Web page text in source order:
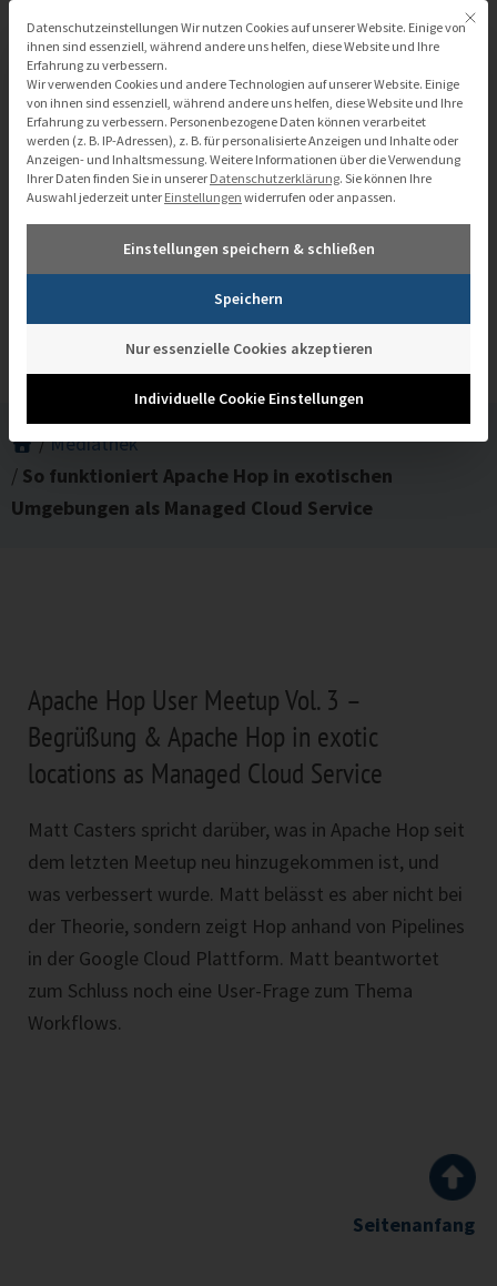
Inhalt
springen
So funktioniert Apache Hop in
exotischen Umgebungen als Managed
Cloud Service
/Mediathek
/ So funktioniert Apache Hop in exotischen
Umgebungen als Managed Cloud Service
Apache Hop User Meetup Vol. 3 –
Begrüßung​ & Apache Hop in exotic
locations as Managed Cloud Service
Matt Casters spricht darüber, was in Apache Hop seit
dem letzten Meetup neu hinzugekommen ist, und
was verbessert wurde. Matt belässt es aber nicht bei
der Theorie, sondern zeigt Hop anhand von Pipelines
in der Google Cloud Plattform. Matt beantwortet
zum Schluss noch eine User-Frage zum Thema
Workflows.
Seitenanfang
Mit
Datenschutzeinstellungen
Datenschutzeinstellungen Wir nutzen Cookies auf unserer Website. Einige von
ihnen sind essenziell, während andere uns helfen, diese Website und Ihre
Erfahrung zu verbessern.
Wir verwenden Cookies und andere Technologien auf unserer Website. Einige
von ihnen sind essenziell, während andere uns helfen, diese Website und Ihre
Erfahrung zu verbessern. Personenbezogene Daten können verarbeitet
werden (z. B. IP-Adressen), z. B. für personalisierte Anzeigen und Inhalte oder
Anzeigen- und Inhaltsmessung. Weitere Informationen über die Verwendung
Ihrer Daten finden Sie in unserer Datenschutzerklärung. Sie können Ihre
Auswahl jederzeit unter Einstellungen widerrufen oder anpassen.
Einstellungen speichern & schließen
Speichern
Nur essenzielle Cookies akzeptieren
Individuelle Cookie Einstellungen